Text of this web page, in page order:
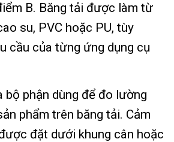
B. Băng tải được làm từ
su, PVC hoặc PU, tùy
cầu của từng ứng dụng cụ
bộ phận dùng để đo lường
phẩm trên băng tải. Cảm
đặt dưới khung cân hoặc